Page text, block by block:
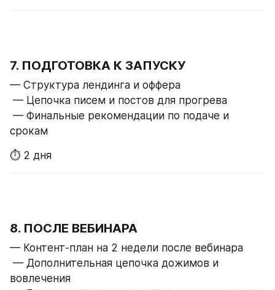
7. ПОДГОТОВКА К ЗАПУСКУ
— Структура лендинга и оффера
— Цепочка писем и постов для прогрева
срокам
⏱ 2 дня
8. ПОСЛЕ ВЕБИНАРА
— Контент-план на 2 недели после вебинара
вовлечения